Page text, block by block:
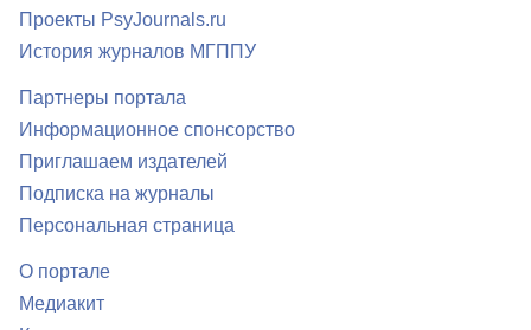
Проекты PsyJournals.ru
История журналов МГППУ
Партнеры портала
Информационное спонсорство
Приглашаем издателей
Подписка на журналы
Персональная страница
О портале
Медиакит